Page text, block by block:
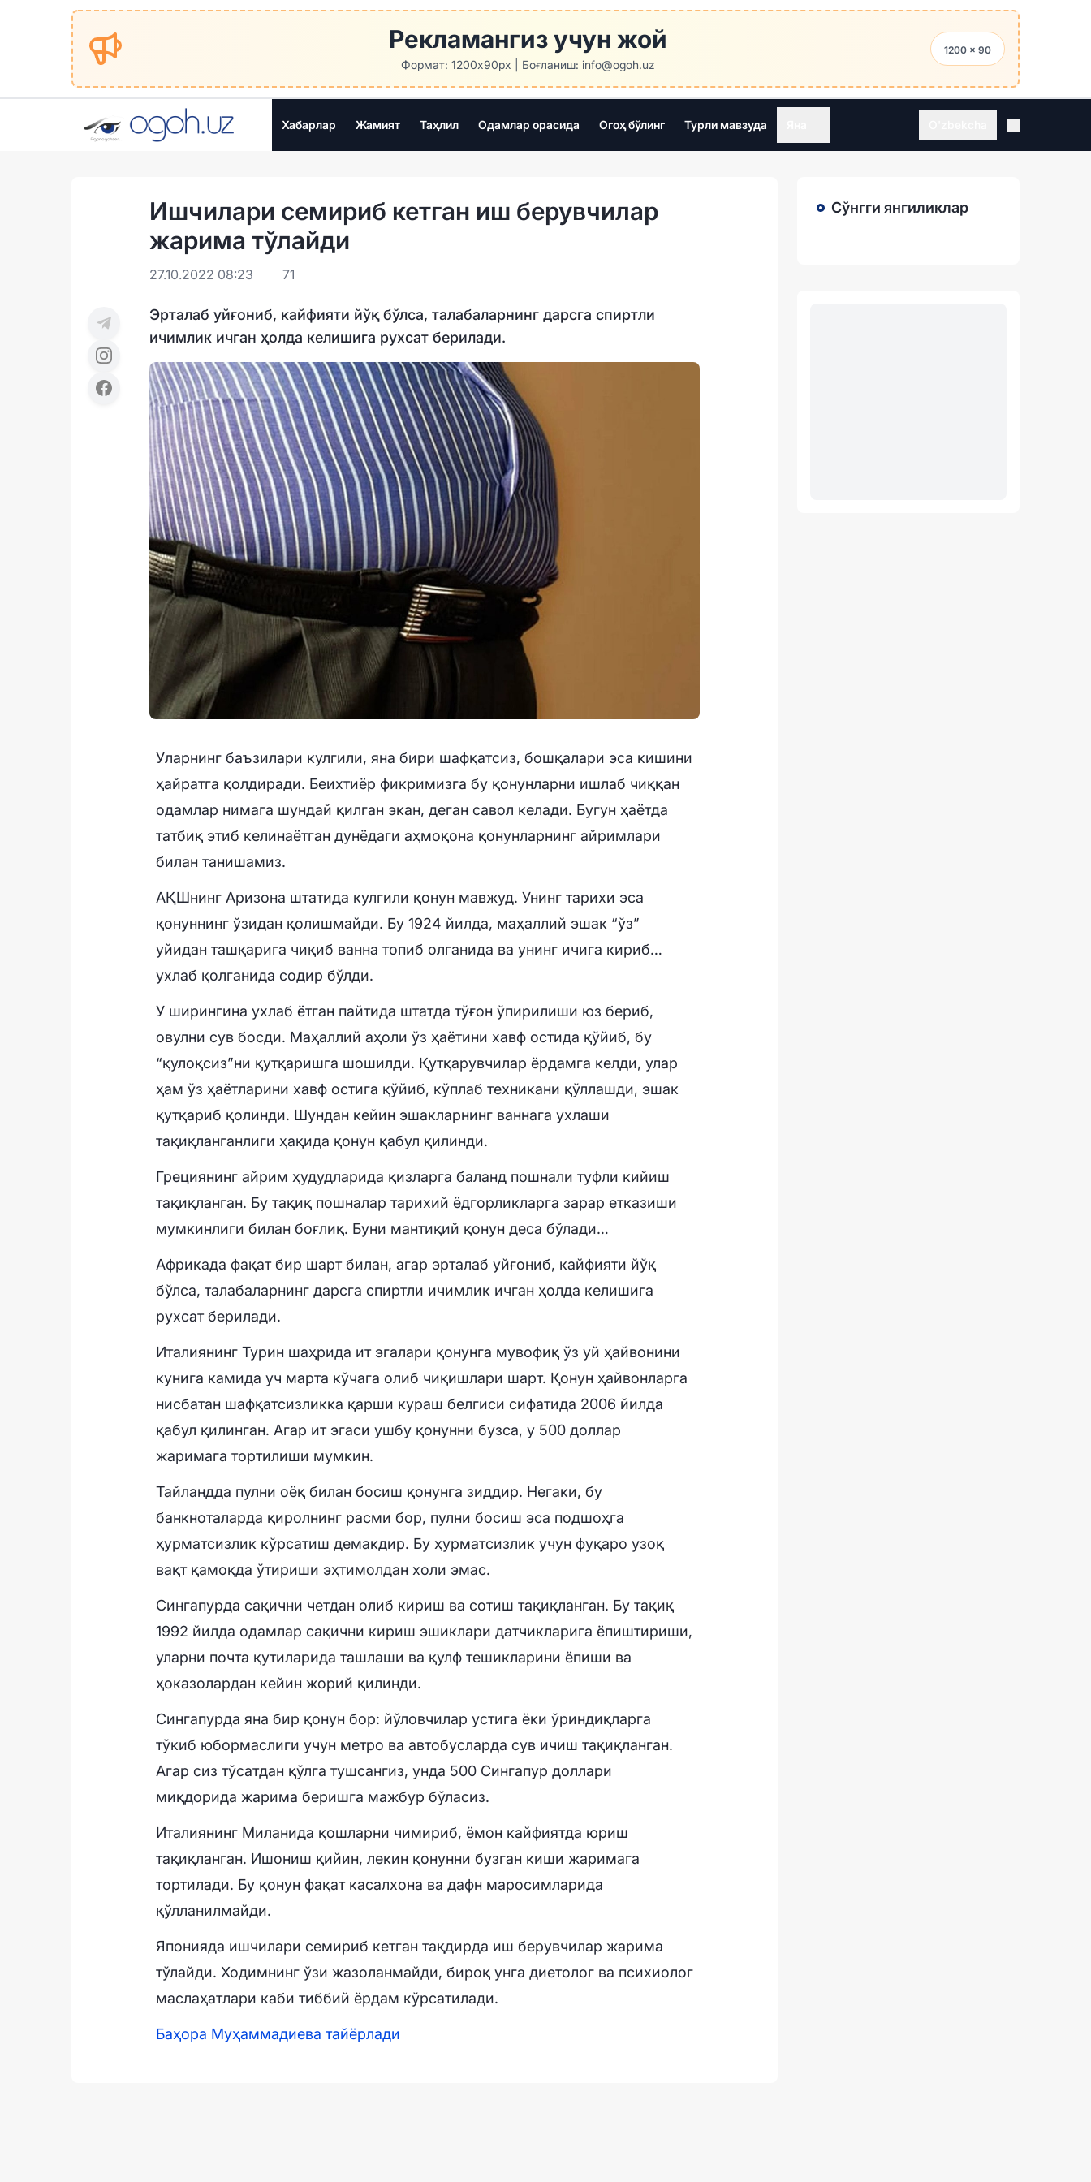
Рекламангиз учун жой
Формат: 1200x90px | Боғланиш: info@ogoh.uz
1200 × 90
Хабарлар Жамият Таҳлил Одамлар орасида Огоҳ бўлинг Турли мавзуда
Ишчилари семириб кетган иш берувчилар
жарима тўлайди
27.10.2022 08:23 71
Эрталаб уйғониб, кайфияти йўқ бўлса, талабаларнинг дарсга спиртли
ичимлик ичган ҳолда келишига рухсат берилади.
Уларнинг баъзилари кулгили, яна бири шафқатсиз, бошқалари эса кишини
ҳайратга қолдиради. Беихтиёр фикримизга бу қонунларни ишлаб чиққан
одамлар нимага шундай қилган экан, деган савол келади. Бугун ҳаётда
татбиқ этиб келинаётган дунёдаги аҳмоқона қонунларнинг айримлари
билан танишамиз.
АҚШнинг Аризона штатида кулгили қонун мавжуд. Унинг тарихи эса
қонуннинг ўзидан қолишмайди. Бу 1924 йилда, маҳаллий эшак “ўз”
уйидан ташқарига чиқиб ванна топиб олганида ва унинг ичига кириб…
ухлаб қолганида содир бўлди.
У ширингина ухлаб ётган пайтида штатда тўғон ўпирилиши юз бериб,
овулни сув босди. Маҳаллий аҳоли ўз ҳаётини хавф остида қўйиб, бу
“қулоқсиз”ни қутқаришга шошилди. Қутқарувчилар ёрдамга келди, улар
ҳам ўз ҳаётларини хавф остига қўйиб, кўплаб техникани қўллашди, эшак
қутқариб қолинди. Шундан кейин эшакларнинг ваннага ухлаши
тақиқланганлиги ҳақида қонун қабул қилинди.
Грециянинг айрим ҳудудларида қизларга баланд пошнали туфли кийиш
тақиқланган. Бу тақиқ пошналар тарихий ёдгорликларга зарар етказиши
мумкинлиги билан боғлиқ. Буни мантиқий қонун деса бўлади…
Африкада фақат бир шарт билан, агар эрталаб уйғониб, кайфияти йўқ
бўлса, талабаларнинг дарсга спиртли ичимлик ичган ҳолда келишига
рухсат берилади.
Италиянинг Турин шаҳрида ит эгалари қонунга мувофиқ ўз уй ҳайвонини
кунига камида уч марта кўчага олиб чиқишлари шарт. Қонун ҳайвонларга
нисбатан шафқатсизликка қарши кураш белгиси сифатида 2006 йилда
қабул қилинган. Агар ит эгаси ушбу қонунни бузса, у 500 доллар
жаримага тортилиши мумкин.
Тайландда пулни оёқ билан босиш қонунга зиддир. Негаки, бу
банкноталарда қиролнинг расми бор, пулни босиш эса подшоҳга
ҳурматсизлик кўрсатиш демакдир. Бу ҳурматсизлик учун фуқаро узоқ
вақт қамоқда ўтириши эҳтимолдан холи эмас.
Сингапурда сақични четдан олиб кириш ва сотиш тақиқланган. Бу тақиқ
1992 йилда одамлар сақични кириш эшиклари датчикларига ёпиштириши,
уларни почта қутиларида ташлаши ва қулф тешикларини ёпиши ва
ҳоказолардан кейин жорий қилинди.
Сингапурда яна бир қонун бор: йўловчилар устига ёки ўриндиқларга
тўкиб юбормаслиги учун метро ва автобусларда сув ичиш тақиқланган.
Агар сиз тўсатдан қўлга тушсангиз, унда 500 Сингапур доллари
миқдорида жарима беришга мажбур бўласиз.
Италиянинг Миланида қошларни чимириб, ёмон кайфиятда юриш
тақиқланган. Ишониш қийин, лекин қонунни бузган киши жаримага
тортилади. Бу қонун фақат касалхона ва дафн маросимларида
қўлланилмайди.
Японияда ишчилари семириб кетган тақдирда иш берувчилар жарима
тўлайди. Ходимнинг ўзи жазоланмайди, бироқ унга диетолог ва психиолог
маслаҳатлари каби тиббий ёрдам кўрсатилади.
Баҳора Муҳаммадиева тайёрлади
Сўнгги янгиликлар